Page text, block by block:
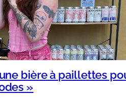
bière à paillettes
»